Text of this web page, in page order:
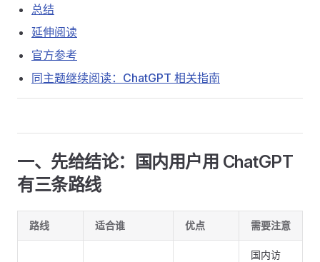
总结
延伸阅读
官方参考
同主题继续阅读：ChatGPT 相关指南
一、先给结论：国内用户用 ChatGPT
有三条路线
路线 适合谁 优点 需要注意
国内访